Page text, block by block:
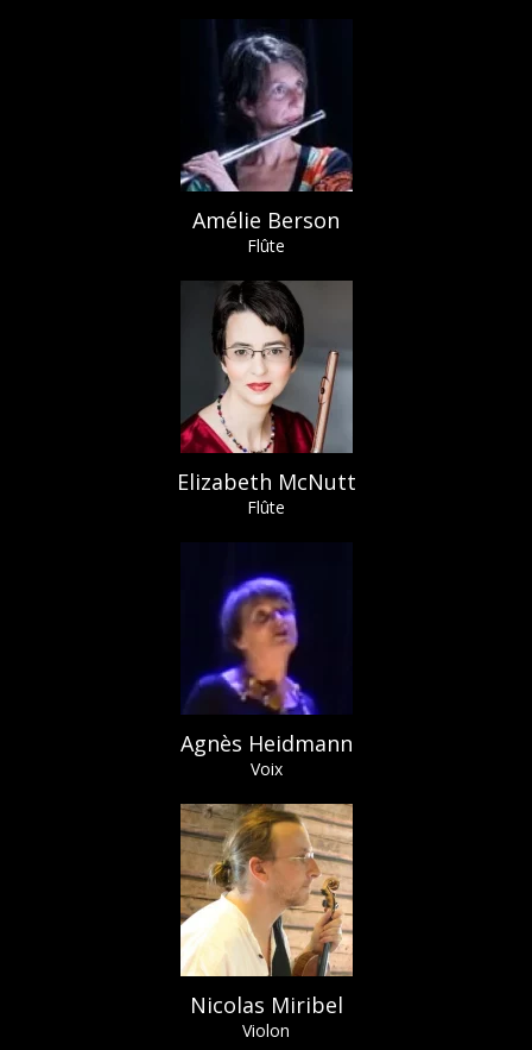
Amélie Berson
Flûte
Elizabeth McNutt
Flûte
Agnès Heidmann
Voix
Nicolas Miribel
Violon